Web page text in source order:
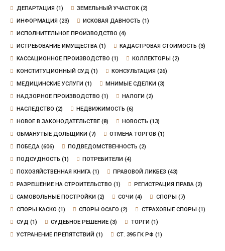
ДЕПАРТАЦИЯ (1) ЗЕМЕЛЬНЫЙ УЧАСТОК (2)
ИНФОРМАЦИЯ (23) ИСКОВАЯ ДАВНОСТЬ (1)
ИСПОЛНИТЕЛЬНОЕ ПРОИЗВОДСТВО (4)
ИСТРЕБОВАНИЕ ИМУЩЕСТВА(1) КАДАСТРОВАЯ СТОИМОСТЬ (3)
КАССАЦИОННОЕ ПРОИЗВОДСТВО (1) КОЛЛЕКТОРЫ (2)
КОНСТИТУЦИОННЫЙ СУД (1) КОНСУЛЬТАЦИЯ (26)
МЕДИЦИНСКИЕ УСЛУГИ (1) МНИМЫЕ СДЕЛКИ (3)
НАДЗОРНОЕ ПРОИЗВОДСТВО (1) НАЛОГИ (2)
НАСЛЕДСТВО (2) НЕДВИЖИМОСТЬ (6)
НОВОЕ В ЗАКОНОДАТЕЛЬСТВЕ(8) НОВОСТЬ (13)
ОБМАНУТЫЕ ДОЛЬЩИКИ (7) ОТМЕНА ТОРГОВ (1)
ПОБЕДА(606) ПОДВЕДОМСТВЕННОСТЬ (2)
ПОДСУДНОСТЬ (1) ПОТРЕБИТЕЛИ (4)
ПОХОЗЯЙСТВЕННАЯ КНИГА(1) ПРАВОВОЙ ЛИКБЕЗ (43)
РАЗРЕШЕНИЕ НА СТРОИТЕЛЬСТВО (1) РЕГИСТРАЦИЯ ПРАВА (2)
САМОВОЛЬНЫЕ ПОСТРОЙКИ (2) СОЧИ (4) СПОРЫ (7)
СПОРЫ КАСКО (1) СПОРЫ ОСАГО (2) СТРАХОВЫЕ СПОРЫ (1)
СУД (1) СУДЕБНОЕ РЕШЕНИЕ (3) ТОРГИ (1)
УСТРАНЕНИЕ ПРЕПЯТСТВИЙ (1) СТ. 395 ГК РФ (1)